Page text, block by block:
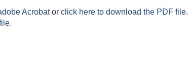
Acrobator click here to download the PDF file.